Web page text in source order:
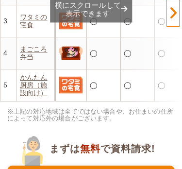
3
ワタミの
宅食
◯ ◯ ◯
4
まごころ
弁当
◯ ◯ ◯
5
かんたん
厨房（施
設向け）
◯ ◯ ◯
横にスクロールして
表示できます
※上記の対応地域は全てではない場合や、お住まいの住所
によって対応外の場合がございます。
まずは無料で資料請求!